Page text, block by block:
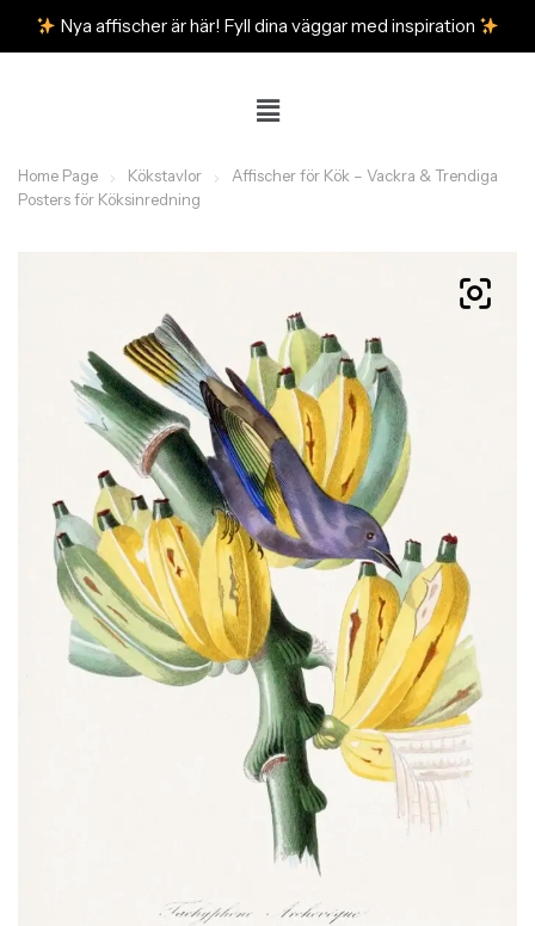
Nya affischer är här! Fyll dina väggar med inspiration
Home Page Kökstavlor
Affischer för Kök – Vackra & Trendiga
Posters för Köksinredning